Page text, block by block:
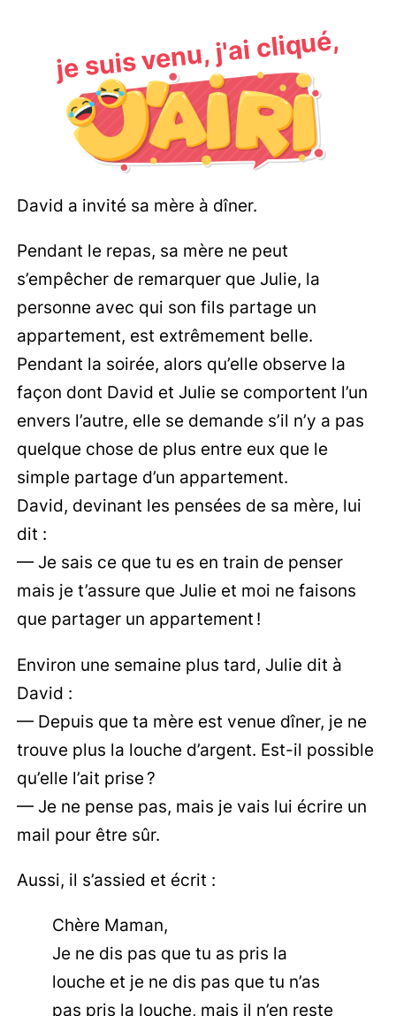
je suis venu, j'ai cliqué,
David a invité sa mère à dîner.
Pendant le repas, sa mère ne peut
s’empêcher de remarquer que Julie, la
personne avec qui son fils partage un
appartement, est extrêmement belle.
Pendant la soirée, alors qu’elle observe la
façon dont David et Julie se comportent l’un
envers l’autre, elle se demande s’il n’y a pas
quelque chose de plus entre eux que le
simple partage d’un appartement.
David, devinant les pensées de sa mère, lui
dit :
— Je sais ce que tu es en train de penser
mais je t’assure que Julie et moi ne faisons
que partager un appartement !
Environ une semaine plus tard, Julie dit à
David :
— Depuis que ta mère est venue dîner, je ne
trouve plus la louche d’argent. Est-il possible
qu’elle l’ait prise ?
— Je ne pense pas, mais je vais lui écrire un
mail pour être sûr.
Aussi, il s’assied et écrit :
Chère Maman,
Je ne dis pas que tu as pris la
louche et je ne dis pas que tu n’as
pas pris la louche, mais il n’en reste